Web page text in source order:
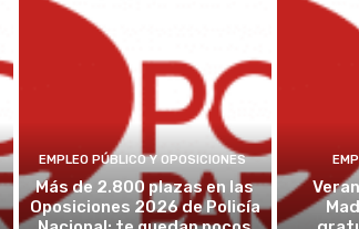
EMPLEO PÚBLICO Y OPOSICIONES
Más de 2.800 plazas en las
Oposiciones 2026 de Policía